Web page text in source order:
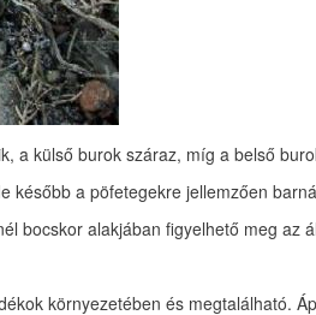
a külső burok száraz, míg a belső
a pöfetegekre jellemzően
bocskor alakjában figyelhető meg az
környezetében és megtalálható.